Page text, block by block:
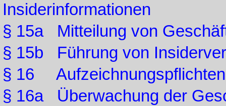
Insiderinformationen
§ 15a Mitteilung von
§ 15b Führung von
§ 16 Aufzeichnungspflichten
§ 16a Überwachung der